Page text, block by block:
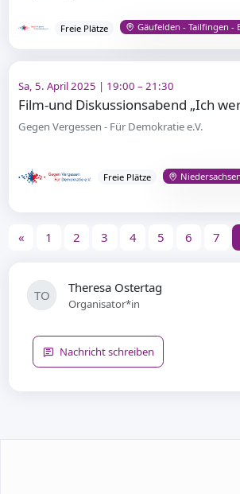
Freie Plätze Gäufelden - Tailfingen -
Sa, 5. April 2025 | 19:00 – 21:30
Gegen Vergessen - Für Demokratie e.V.
Freie Plätze
« 1 2 3 4 5 6 7
TO Theresa Ostertag
Organisator*in
Nachricht schreiben